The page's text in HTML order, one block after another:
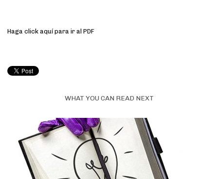
Haga click aquí para ir al PDF
WHAT YOU CAN READ NEXT